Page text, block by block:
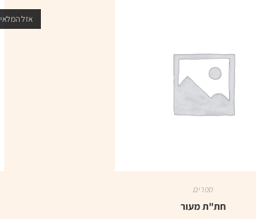
אזל המלאי
ספרים
חת"ת מעור